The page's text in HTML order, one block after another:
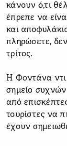
κάνουν ό,τι
έπρεπε να
και
πληρώσετε,
τρίτος.
Η Φοντάνα ντι
σημείο συχνών
από
τουρίστες να
έχουν